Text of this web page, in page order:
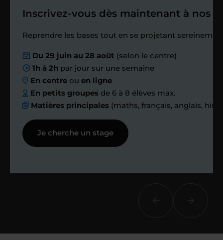
Étape 4
Nous planifions
ensemble des
échanges réguliers
Afin de suivre le travail et les progrès
réalisés, votre enseignant et moi-
même vous proposons des points et
Inscrivez-vous dès maintenant à nos
Reprendre les bases tout en se projetant
Du 29 juin au 28 août (selon le centre)
1h à 2h par jour sur une semaine
En centre ouen ligne
En petits groupes de 6 à 8 élèves max.
Matières principales (maths, français, anglais,
Je cherche un stage